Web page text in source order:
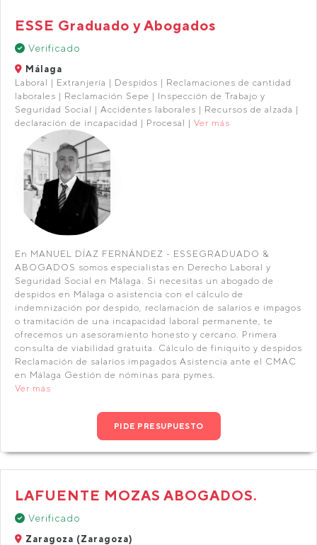
ESSE Graduado y Abogados
Verificado
Málaga
Laboral | Extranjería | Despidos | Reclamaciones de cantidad
laborales | Reclamación Sepe | Inspección de Trabajo y
Seguridad Social | Accidentes laborales | Recursos de alzada |
declaración de incapacidad | Procesal | Ver más
En MANUEL DÍAZ FERNÁNDEZ - ESSEGRADUADO &
ABOGADOS somos especialistas en Derecho Laboral y
Seguridad Social en Málaga. Si necesitas un abogado de
despidos en Málaga o asistencia con el cálculo de
indemnización por despido, reclamación de salarios e impagos
o tramitación de una incapacidad laboral permanente, te
ofrecemos un asesoramiento honesto y cercano. Primera
consulta de viabilidad gratuita. Cálculo de finiquito y despidos
Reclamación de salarios impagados Asistencia ante el CMAC
en Málaga Gestión de nóminas para pymes.
Ver más
PIDE PRESUPUESTO
LAFUENTE MOZAS ABOGADOS.
Verificado
Zaragoza (Zaragoza)